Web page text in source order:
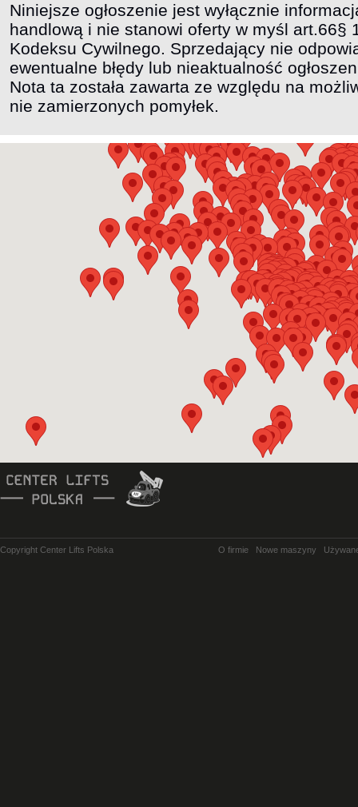
Niniejsze ogłoszenie jest wyłącznie
handlową i nie stanowi oferty w myśl art.66§
Kodeksu Cywilnego. Sprzedający nie
ewentualne błędy lub nieaktualność
Nota ta została zawarta ze względu na
nie zamierzonych pomyłek.
Copyright Center Lifts Polska O firmie Nowe maszyny